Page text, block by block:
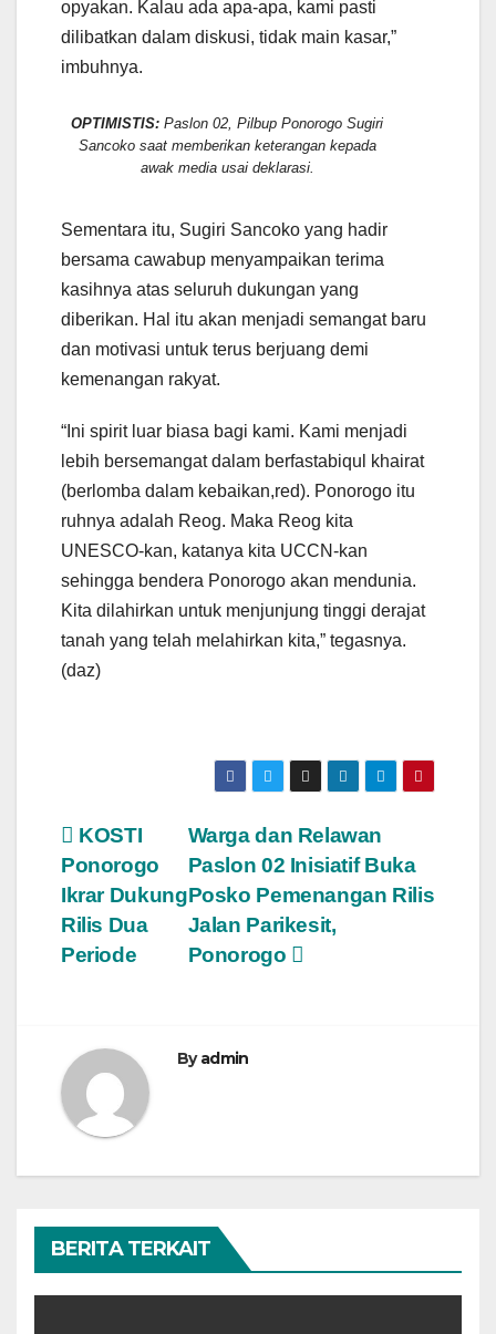
opyakan. Kalau ada apa-apa, kami pasti
dilibatkan dalam diskusi, tidak main kasar,”
imbuhnya.
OPTIMISTIS: Paslon 02, Pilbup Ponorogo Sugiri
Sancoko saat memberikan keterangan kepada
awak media usai deklarasi.
Sementara itu, Sugiri Sancoko yang hadir
bersama cawabup menyampaikan terima
kasihnya atas seluruh dukungan yang
diberikan. Hal itu akan menjadi semangat baru
dan motivasi untuk terus berjuang demi
kemenangan rakyat.
“Ini spirit luar biasa bagi kami. Kami menjadi
lebih bersemangat dalam berfastabiqul khairat
(berlomba dalam kebaikan,red). Ponorogo itu
ruhnya adalah Reog. Maka Reog kita
UNESCO-kan, katanya kita UCCN-kan
sehingga bendera Ponorogo akan mendunia.
Kita dilahirkan untuk menjunjung tinggi derajat
tanah yang telah melahirkan kita,” tegasnya.
(daz)
Post
navigation
Warga dan Relawan
Paslon 02 Inisiatif Buka
Posko Pemenangan Rilis
Jalan Parikesit,
Ponorogo
KOSTI
Ponorogo
Ikrar Dukung
Rilis Dua
Periode
Byadmin
BERITA TERKAIT